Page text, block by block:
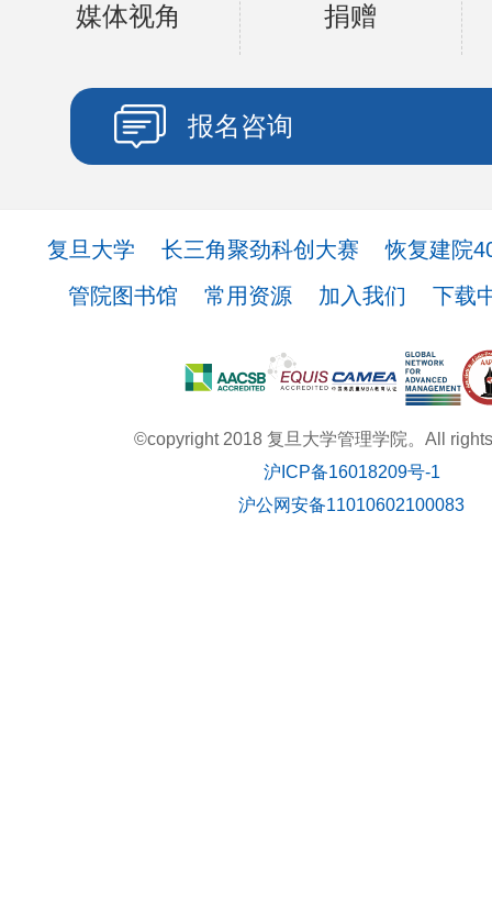
媒体视角 捐赠
报名咨询
复旦大学 长三角聚劲科创大赛
恢复建院
管院图书馆
常用资源 加入我们 下载
©copyright 2018 复旦大学管理学院。All
沪ICP备16018209号-1
沪公网安备11010602100083